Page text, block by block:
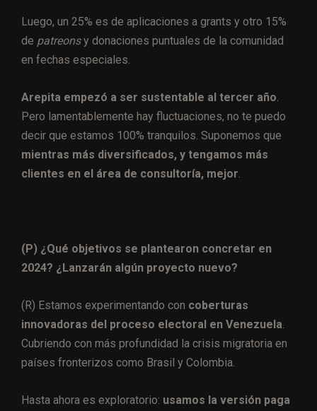
Luego, un 25% es de aplicaciones a grants y otro 15%
de patreonsy donaciones puntuales de la comunidad
en fechas especiales.
Arepita empezó a ser sustentable al tercer año.
Pero lamentablemente hay fluctuaciones, no te puedo
decir que estamos 100% tranquilos. Suponemos que
mientras más diversificados, y tengamos más
clientes en el área de consultoría, mejor.
(P) ¿Qué objetivos se plantearon concretar en
2024? ¿Lanzarán algún proyecto nuevo?
(R) Estamos experimentando con coberturas
innovadoras del proceso electoral en Venezuela.
Cubriendo con más profundidad la crisis migratoria en
países fronterizos como Brasil y Colombia.
Hasta ahora es exploratorio: usamos la versión paga